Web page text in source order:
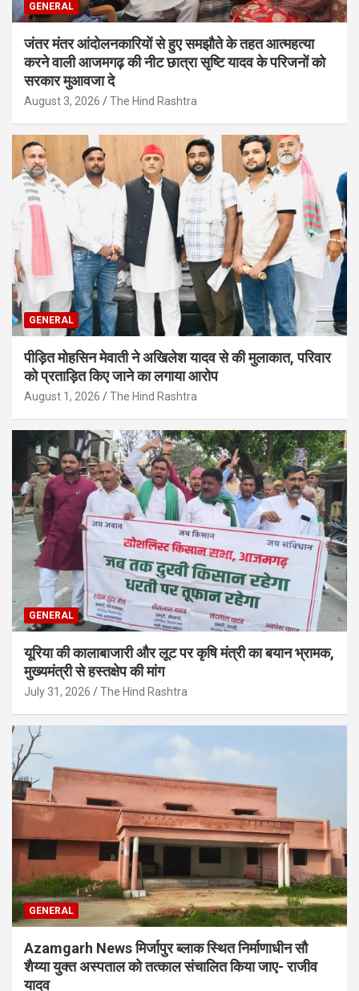
GENERAL
जंतर मंतर आंदोलनकारियों से हुए समझौते के तहत आत्महत्या
करने वाली आजमगढ़ की नीट छात्रा सृष्टि यादव के परिजनों को
सरकार मुआवजा दे
August 3, 2026 The Hind Rashtra
GENERAL
पीड़ित मोहसिन मेवाती ने अखिलेश यादव से की मुलाकात, परिवार
को प्रताड़ित किए जाने का लगाया आरोप
August 1, 2026 The Hind Rashtra
GENERAL
यूरिया की कालाबाजारी और लूट पर कृषि मंत्री का बयान भ्रामक,
मुख्यमंत्री से हस्तक्षेप की मांग
July 31, 2026 The Hind Rashtra
GENERAL
Azamgarh News मिर्जापुर ब्लाक स्थित निर्माणाधीन सौ
शैय्या युक्त अस्पताल को तत्काल संचालित किया जाए- राजीव
यादव